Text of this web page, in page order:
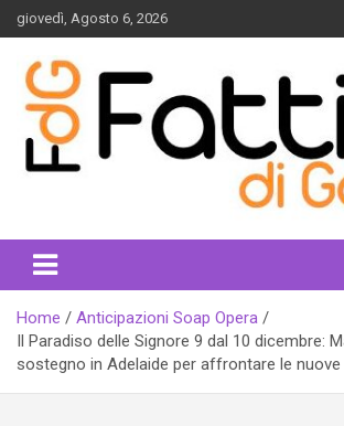
Skip
to
content
giovedì, Agosto 6, 2026
fattidigossip.com
Home
Anticipazioni Soap Opera
Il Paradiso delle Signore 9 dal 10 dicembre:
sostegno in Adelaide per affrontare le nuove